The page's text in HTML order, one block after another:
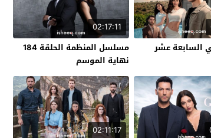
عشر
02:17:11
مسلسل المنظمة الحلقة 184
نهاية الموسم
02:11:17